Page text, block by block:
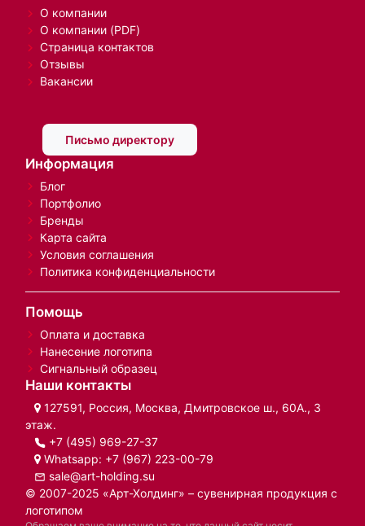
О компании
О компании (PDF)
Страница контактов
Отзывы
Вакансии
Письмо директору
Информация
Блог
Портфолио
Бренды
Карта сайта
Условия соглашения
Политика конфиденциальности
Помощь
Оплата и доставка
Нанесение логотипа
Сигнальный образец
Наши контакты
127591, Россия, Москва, Дмитровское ш., 60А., 3
этаж.
+7 (495) 969-27-37
Whatsapp: +7 (967) 223-00-79
sale@art-holding.su
© 2007-2025 «Арт-Холдинг» – сувенирная продукция с
логотипом